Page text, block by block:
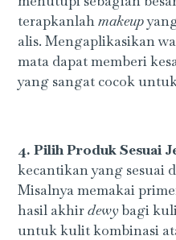
terapkanlahmakeup
alis. Mengaplikasikan
mata dapat memberi
yang sangat cocok
4. Pilih Produk Sesuai
kecantikan yang sesuai
Misalnya memakai
hasil akhirdewybagi
untuk kulit kombinasi